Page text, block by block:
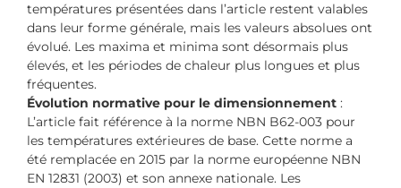
températures présentées dans l’article restent valables
dans leur forme générale, mais les valeurs absolues ont
évolué. Les maxima et minima sont désormais plus
élevés, et les périodes de chaleur plus longues et plus
fréquentes.
Évolution normative pour le dimensionnement :
L’article fait référence à la norme NBN B62-003 pour
les températures extérieures de base. Cette norme a
été remplacée en 2015 par la norme européenne NBN
EN 12831 (2003) et son annexe nationale. Les